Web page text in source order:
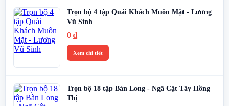
Trọn bộ 4 tập Quái Khách Muôn Mặt - Lương
Vũ Sinh
0 ₫
Xem chi tiết
Trọn bộ 18 tập Bàn Long - Ngã Cật Tây Hồng
Thị